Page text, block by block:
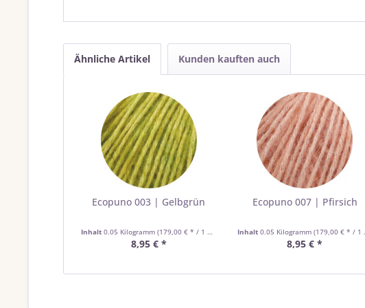
Ähnliche Artikel Kunden kauften auch
Ecopuno 003 | Gelbgrün
Inhalt 0.05 Kilogramm (179,00 € * / 1 Kilogramm)
8,95 € *
Ecopuno 007 | Pfirsich
Inhalt 0.05 Kilogramm (179,00 € * / 1 Kilogramm)
8,95 € *